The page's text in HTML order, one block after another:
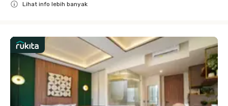
Lihat info lebih banyak